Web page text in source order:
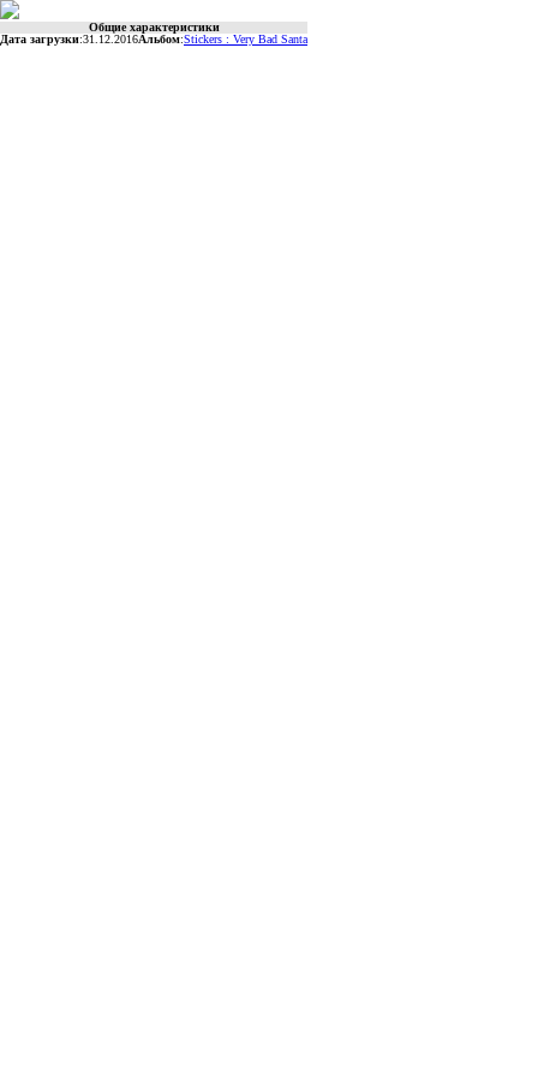
Общие характеристики
Дата загрузки:31.12.2016Альбом:Stickers : Very Bad Santa